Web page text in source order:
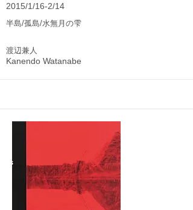
2015/1/16-2/14
半島/孤島/水無月の雫
渡辺兼人
Kanendo Watanabe